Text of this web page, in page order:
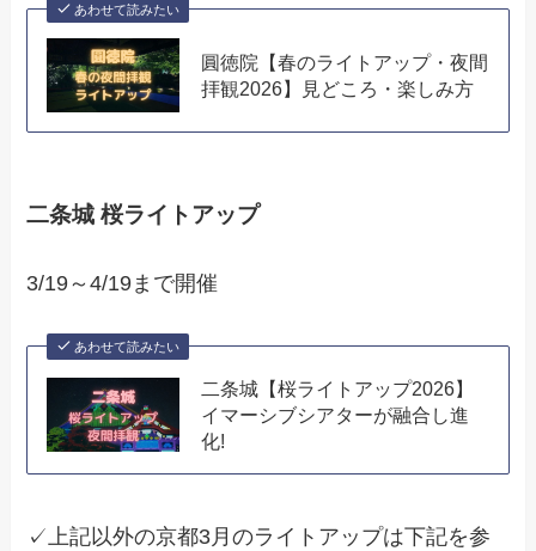
あわせて読みたい
圓徳院【春のライトアップ・夜間
拝観2026】見どころ・楽しみ方
二条城 桜ライトアップ
3/19～4/19まで開催
あわせて読みたい
二条城【桜ライトアップ2026】
イマーシブシアターが融合し進
化!
✓上記以外の京都3月のライトアップは下記を参